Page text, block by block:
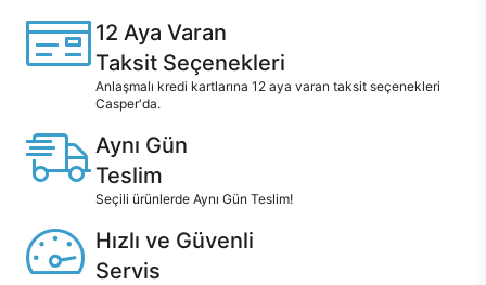
12 Aya Varan
Taksit Seçenekleri
Anlaşmalı kredi kartlarına 12 aya varan taksit seçenekleri
Casper'da.
Aynı Gün
Teslim
Seçili ürünlerde Aynı Gün Teslim!
Hızlı ve Güvenli
Servis